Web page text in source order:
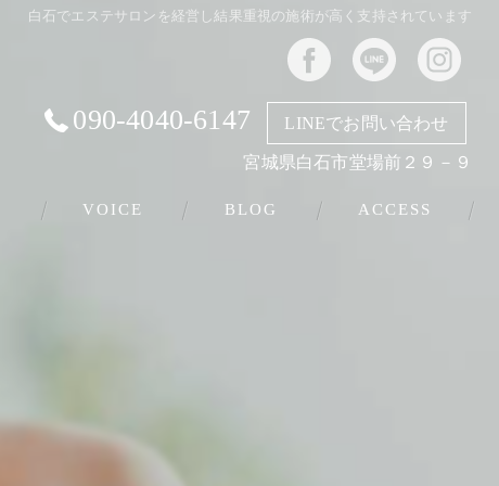
白石でエステサロンを経営し結果重視の施術が高く支持されています
090-4040-6147 LINEでお問い合わせ
宮城県白石市堂場前２９－９
VOICE BLOG ACCESS